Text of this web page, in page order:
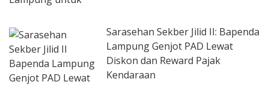
Sarasehan Sekber Jilid II: Bapenda
Lampung Genjot PAD Lewat
Diskon dan Reward Pajak
Kendaraan